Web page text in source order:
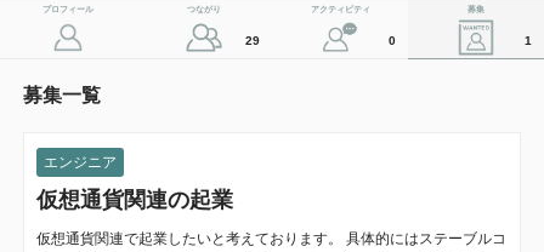
プロフィール つながり
29
アクティビティ
0
募集
1
募集一覧
エンジニア
仮想通貨関連の起業
仮想通貨関連で起業したいと考えております。 具体的にはステーブルコ